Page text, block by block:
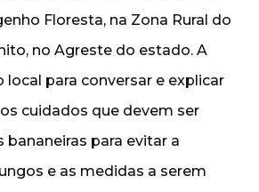
Floresta, na Zona Rural do
no Agreste do estado. A
local para conversar e explicar
cuidados que devem ser
para evitar a
e as medidas a serem